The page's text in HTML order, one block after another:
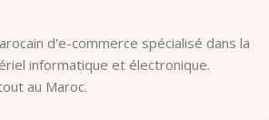
d'e-commerce spécialisé dans la
informatique et électronique.
au Maroc.